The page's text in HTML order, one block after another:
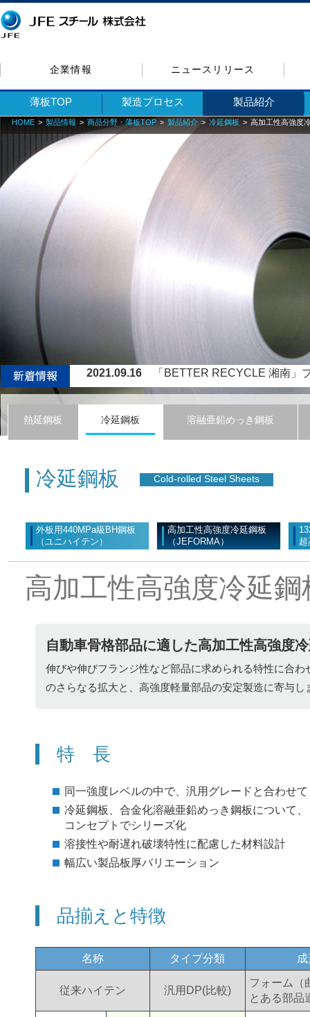
企業情報 ニュースリリース
薄板TOP 製造プロセス 製品紹介
HOME 製品情報 商品分野・薄板TOP 製品紹介 冷延鋼板 高加工性高強度
2021.09.16
「BETTER RECYCLE 湘南」プロジェク
2021.06.16
JFEスチール西日本製鉄所（
2020.03.05
NUCOR-JFE STEEL MEXICO
2020.02.27
ミャンマー建材薄板事業にお
ティッセン・クルップ・スチール・ヨー
熱延鋼板 冷延鋼板 溶融亜鉛めっき鋼板
冷延鋼板 Cold-rolled Steel Sheets
外板用440MPa級BH鋼板
（ユニハイテン）
高加工性高強度冷延鋼板
（JEFORMA）
高加工性高強度冷延
自動車骨格部品に適した高加工性高強度
伸びや伸びフランジ性など部品に求められる特性に合
のさらなる拡大と、高強度軽量部品の安定製造に寄与し
特 長
同一強度レベルの中で、汎用グレードと合わせ
冷延鋼板、合金化溶融亜鉛めっき鋼板について
コンセプトでシリーズ化
溶接性や耐遅れ破壊特性に配慮した材料設計
幅広い製品板厚バリエーション
品揃えと特徴
名称 タイプ分類
従来ハイテン 汎用DP(比較)
フォーム（
とある部品